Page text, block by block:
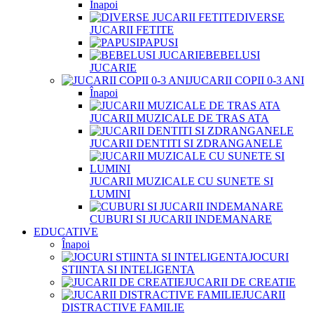
Înapoi
DIVERSE
JUCARII FETITE
PAPUSI
BEBELUSI
JUCARIE
JUCARII COPII 0-3 ANI
Înapoi
JUCARII MUZICALE DE TRAS ATA
JUCARII DENTITI SI ZDRANGANELE
JUCARII MUZICALE CU SUNETE SI
LUMINI
CUBURI SI JUCARII INDEMANARE
EDUCATIVE
Înapoi
JOCURI
STIINTA SI INTELIGENTA
JUCARII DE CREATIE
JUCARII
DISTRACTIVE FAMILIE